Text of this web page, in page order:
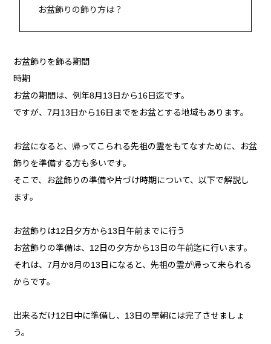
お盆飾りの飾り方は？
お盆飾りを飾る期間
時期
お盆の期間は、例年8月13日から16日迄です。
ですが、7月13日から16日までをお盆とする地域もあります。
お盆になると、帰ってこられる先祖の霊をもてなすために、お盆
飾りを準備する方も多いです。
そこで、お盆飾りの準備や片づけ時期について、以下で解説し
ます。
お盆飾りは12日夕方から13日午前までに行う
お盆飾りの準備は、12日の夕方から13日の午前迄に行います。
それは、7月か8月の13日になると、先祖の霊が帰って来られる
からです。
出来るだけ12日中に準備し、13日の早朝には完了させましょ
う。